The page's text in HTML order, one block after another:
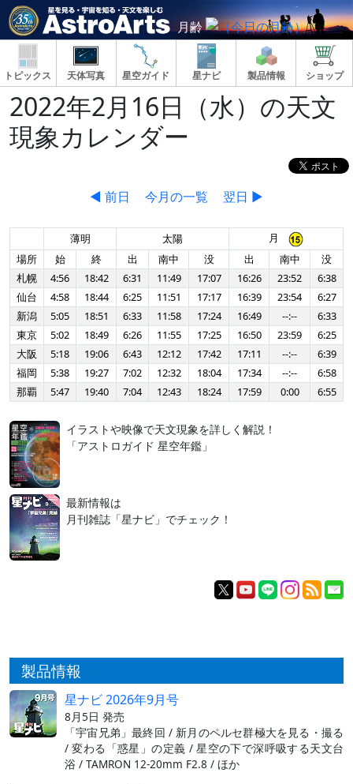
月齢
トピックス 天体写真 星空ガイド 星ナビ 製品情報 ショップ
2022年2月16日（水）の天文
現象カレンダー
◀ 前日 今月の一覧 翌日 ▶
薄明 太陽
月
場所
始 終 出 南中 没 出 南中
没
札幌
4:56 18:42 6:31 11:49 17:07 16:26 23:52
6:38
仙台
4:58 18:44 6:25 11:51 17:17 16:39 23:54
6:27
新潟
5:05 18:51 6:33 11:58 17:24 16:49 --:--
6:33
東京
5:02 18:49 6:26 11:55 17:25 16:50 23:59
6:25
大阪
5:18 19:06 6:43 12:12 17:42 17:11 --:--
6:39
福岡
5:38 19:27 7:02 12:32 18:04 17:34 --:--
6:58
那覇
5:47 19:40 7:04 12:43 18:24 17:59 0:00 6:55
イラストや映像で天文現象を詳しく解説！
「アストロガイド 星空年鑑」
最新情報は
月刊雑誌「星ナビ」でチェック！
製品情報
星ナビ 2026年9月号
8月5日 発売
「宇宙兄弟」最終回 / 新月のペルセ群極大を見る・撮る
/ 変わる「惑星」の定義 / 星空の下で深呼吸する天文台
浴 / TAMRON 12-20mm F2.8 / ほか